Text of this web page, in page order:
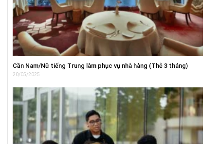
Cần Nam/Nữ tiếng Trung làm phục vụ nhà hàng (Thẻ 3 tháng)
20/05/2025